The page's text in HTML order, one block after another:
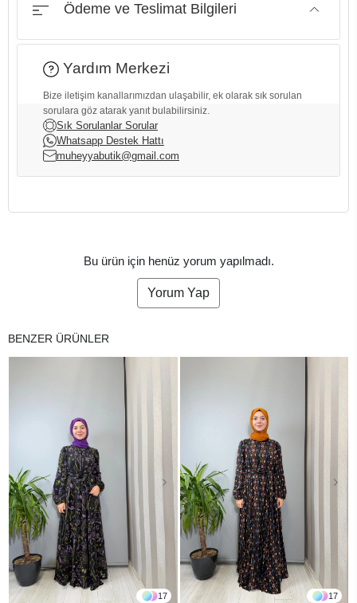
Ödeme ve Teslimat Bilgileri
Yardım Merkezi
Bize iletişim kanallarımızdan ulaşabilir, ek olarak sık sorulan
sorulara göz atarak yanıt bulabilirsiniz.
Sık Sorulanlar Sorular
Whatsapp Destek Hattı
muheyyabutik@gmail.com
Bu ürün için henüz yorum yapılmadı.
Yorum Yap
BENZER ÜRÜNLER
17 17